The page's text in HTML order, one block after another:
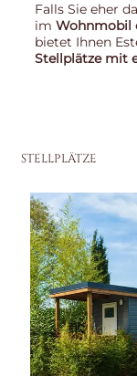
Falls Sie eher
im Wohnmobil
bietet Ihnen
Stellplätze mit
STELLPLÄTZE